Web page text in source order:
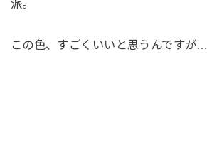
派。
この色、すごくいいと思うんですが…